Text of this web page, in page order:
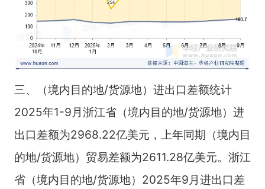
三、（境内目的地/货源地）进出口差额统计
2025年1-9月浙江省（境内目的地/货源地）进
出口差额为2968.22亿美元，上年同期（境内目
的地/货源地）贸易差额为2611.28亿美元。浙江
省（境内目的地/货源地）2025年9月进出口差